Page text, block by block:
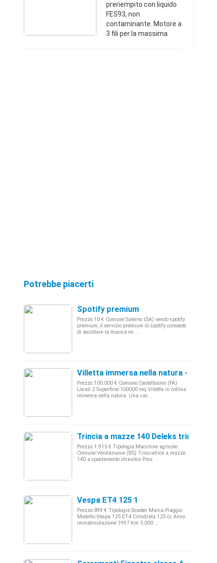
preriempito con liquido
FES93, non
contaminante. Motore a
3 fili per la massima
Potrebbe piacerti
Spotify premium
Prezzo:10 € Comune:Salerno (SA) vendo spotify
premium, il servizio premium di spotify conseste
di ascoltare la musica se ...
Villetta immersa nella natura - Sicilia
Prezzo:100.000 € Comune:Castelbuono (PA)
Locali:2 Superficie:100000 mq Villetta in collina
immersa nella natura. Una cas ...
Trincia a mazze 140 Deleks
Prezzo:1.915 € Tipologia:Macchine agricole
Comune:Verolanuova (BS) Trinciatrice a mazze
140 a spostamento idraulico Prez ...
Vespa ET4 125 1
Prezzo:899 € Tipologia:Scooter Marca:Piaggio
Modello:Vespa 125 ET4 Cilindrata:125 cc Anno
immatricolazione:1997 Km:5.000 ...